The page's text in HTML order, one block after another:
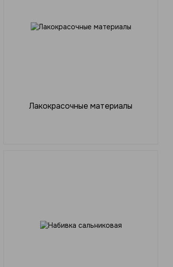
Лакокрасочные материалы